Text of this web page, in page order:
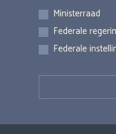
Inschrijvingen
Ministerraad
Federale
Federale